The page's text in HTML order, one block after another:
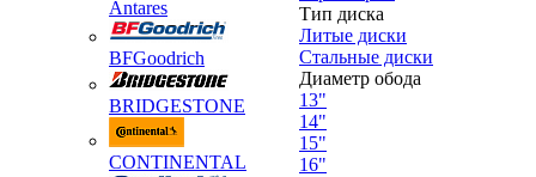
Antares
BFGoodrich
BRIDGESTONE
CONTINENTAL
Тип диска
Литые диски
Стальные диски
Диаметр обода
13"
14"
15"
16"